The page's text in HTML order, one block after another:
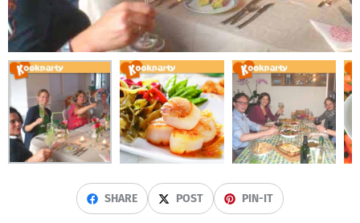
SHARE POST PIN-IT